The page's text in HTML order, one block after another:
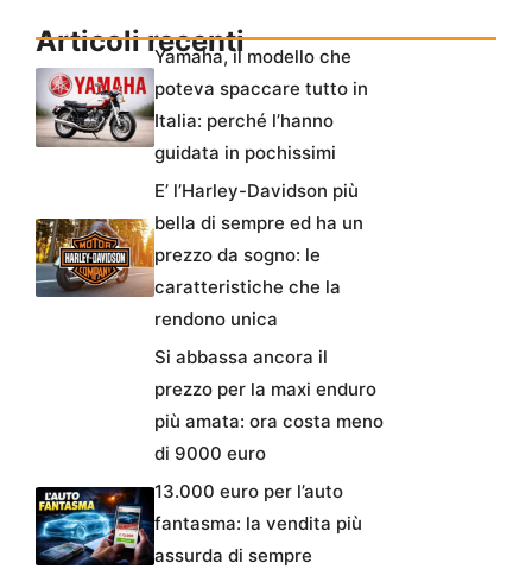
Articoli recentiYamaha, il modello che
poteva spaccare tutto in
Italia: perché l’hanno
guidata in pochissimi
E’ l’Harley-Davidson più
bella di sempre ed ha un
prezzo da sogno: le
caratteristiche che la
rendono unica
Si abbassa ancora il
prezzo per la maxi enduro
più amata: ora costa meno
di 9000 euro
13.000 euro per l’auto
fantasma: la vendita più
assurda di sempre